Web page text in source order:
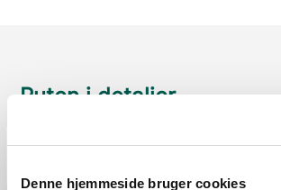
Denne hjemmeside bruger cookies
Ruten i detaljer
Start